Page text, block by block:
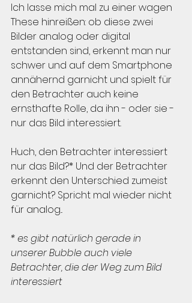
Ich lasse mich mal zu einer wagen
These hinreißen: ob diese zwei
Bilder analog oder digital
entstanden sind, erkennt man nur
schwer und auf dem Smartphone
annähernd garnicht und spielt für
den Betrachter auch keine
ernsthafte Rolle, da ihn - oder sie -
nur das Bild interessiert.
Huch, den Betrachter interessiert
nur das Bild?* Und der Betrachter
erkennt den Unterschied zumeist
garnicht? Spricht mal wieder nicht
für analog...
* es gibt natürlich gerade in
unserer Bubble auch viele
Betrachter, die der Weg zum Bild
interessiert